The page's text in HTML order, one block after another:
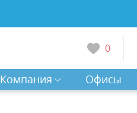
0
Компания Офисы